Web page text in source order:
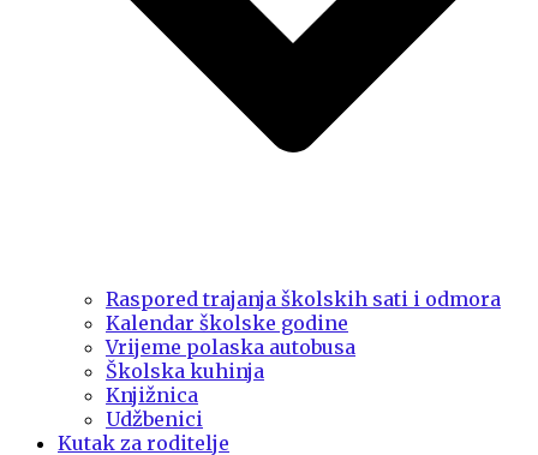
Raspored trajanja školskih sati i odmora
Kalendar školske godine
Vrijeme polaska autobusa
Školska kuhinja
Knjižnica
Udžbenici
Kutak za roditelje